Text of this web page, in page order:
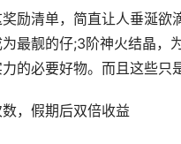
清单，简直让人垂涎欲
最靓的仔;3阶神火结晶，
的必要好物。而且这些只
假期后双倍收益